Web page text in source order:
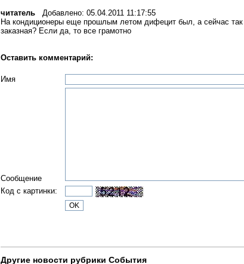
читатель Добавлено: 05.04.2011 11:17:55
На кондиционеры еще прошлым летом дифецит был, а сейчас
заказная? Если да, то все грамотно
Оставить комментарий:
Имя
Сообщение
Код с картинки:
Другие новости рубрики События